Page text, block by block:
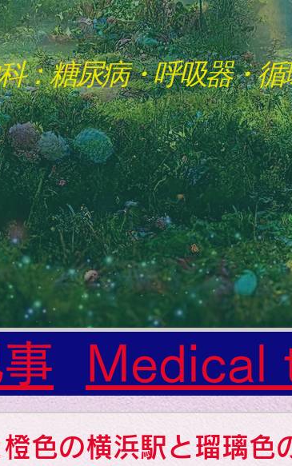
：糖尿病・呼吸器・
the Universe: The World Where the God of Light
Medical
）
裏
橙色の横浜駅と瑠璃色